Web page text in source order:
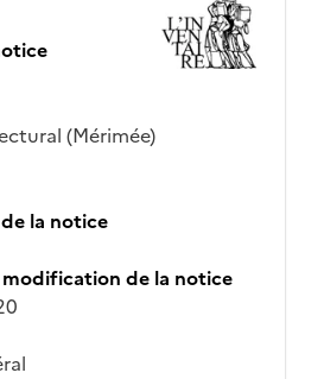
(Mérimée)
la notice
de la notice